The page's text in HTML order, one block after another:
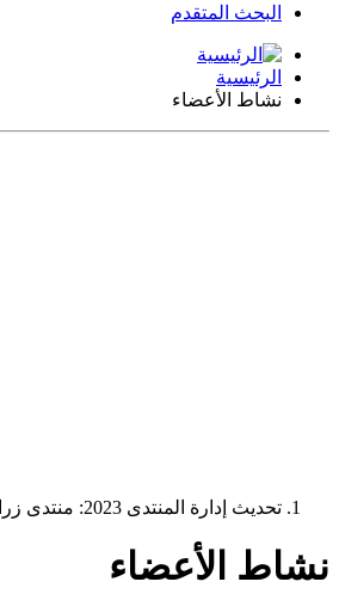
البحث المتقدم
الرئيسية
نشاط الأعضاء
تحديث إدارة المنتدى 2023: منتدى زراعة نت مفتوح حاليا للقراءة فقط، ولا يقبل مشاركات جديدة. يمكنكم استخدام الشريط الظاهر أعلاه للبحث في كافة مواضيع المدوّنة والمنتدى.
نشاط الأعضاء